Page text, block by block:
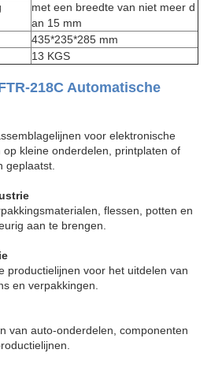
met een breedte van niet meer d
an 15 mm
435*235*285 mm
13 KGS
218C Automatische
voor elektronische
kleine onderdelen, printplaten of
geplaatst.
flessen, potten en
aan te brengen.
productielijnen voor het uitdelen van
en verpakkingen.
van auto-onderdelen, componenten